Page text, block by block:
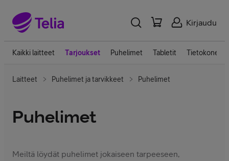
Kirjaudu
Kaikki laitteet Tarjoukset Puhelimet Tabletit Tietokoneet
Laitteet Puhelimet ja tarvikkeet Puhelimet
Puhelimet
Meiltä löydät puhelimet jokaiseen tarpeeseen,